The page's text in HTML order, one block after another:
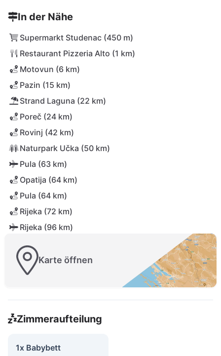
In der Nähe
Supermarkt Studenac (450 m)
Restaurant Pizzeria Alto (1 km)
Motovun (6 km)
Pazin (15 km)
Strand Laguna (22 km)
Poreč (24 km)
Rovinj (42 km)
Naturpark Učka (50 km)
Pula (63 km)
Opatija (64 km)
Pula (64 km)
Rijeka (72 km)
Rijeka (96 km)
Karte öffnen
Zimmeraufteilung
1x Babybett